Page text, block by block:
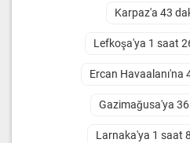
Karpaz'a 43
Lefkoşa'ya 1 saat
Ercan Havaalanı'na
Gazimağusa'ya
Larnaka'ya 1 saat